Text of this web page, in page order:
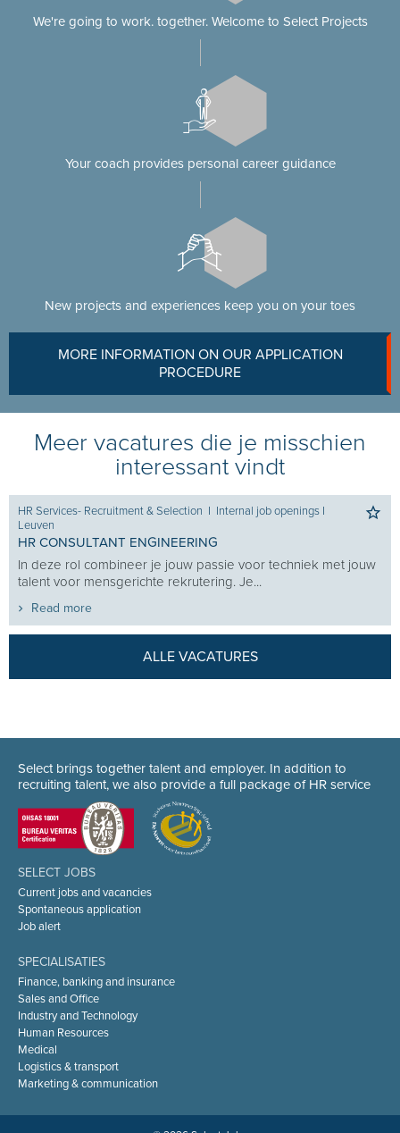
We're going to work. together. Welcome to Select Projects
Your coach provides personal career guidance
New projects and experiences keep you on your toes
MORE INFORMATION ON OUR APPLICATION
PROCEDURE
Meer vacatures die je misschien
interessant vindt
HR Services- Recruitment & Selection I Internal job openings I
Leuven
HR CONSULTANT ENGINEERING
In deze rol combineer je jouw passie voor techniek met jouw
talent voor mensgerichte rekrutering. Je...
Read more
ALLE VACATURES
Select brings together talent and employer. In addition to
recruiting talent, we also provide a full package of HR service
SELECT JOBS
Current jobs and vacancies
Spontaneous application
Job alert
SPECIALISATIES
Finance, banking and insurance
Sales and Office
Industry and Technology
Human Resources
Medical
Logistics & transport
Marketing & communication